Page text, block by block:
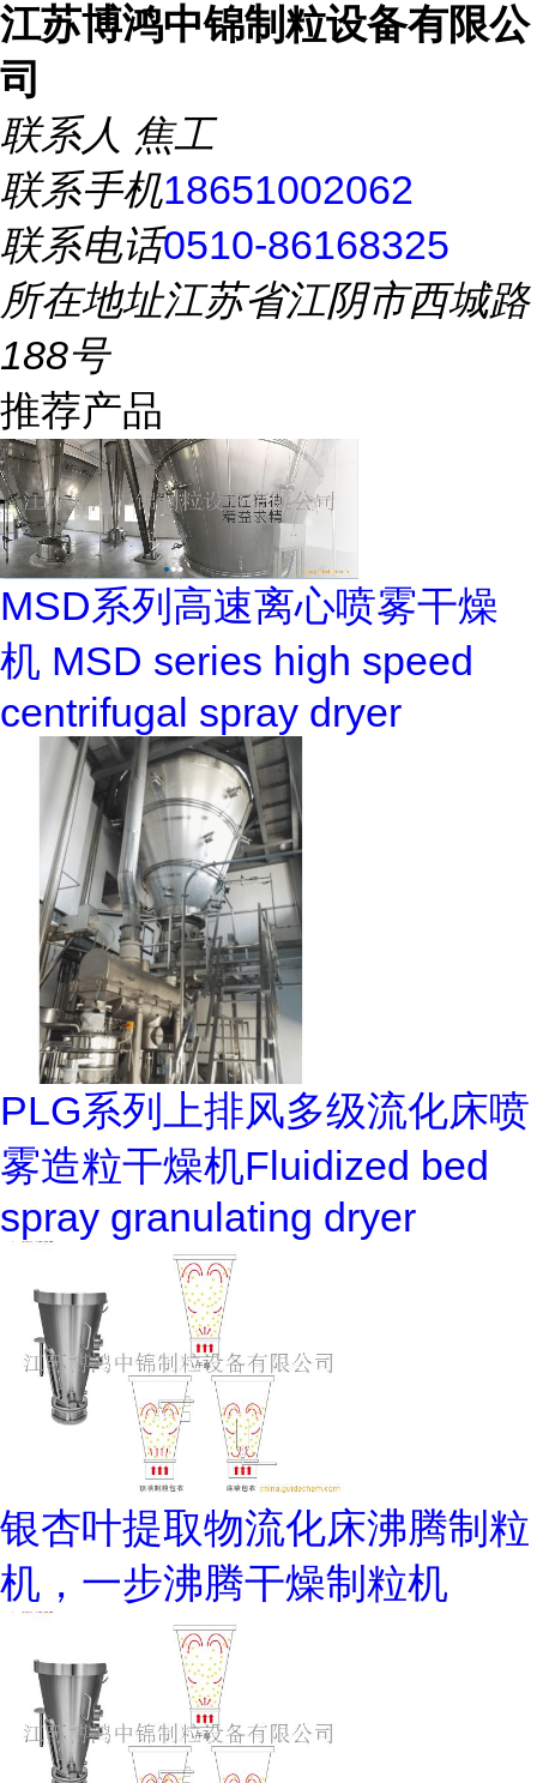
江苏博鸿中锦制粒设备有限公
司
联系人 焦工
联系手机18651002062
联系电话0510-86168325
所在地址江苏省江阴市西城路
188号
推荐产品
MSD系列高速离心喷雾干燥
机 MSD series high speed
centrifugal spray dryer
PLG系列上排风多级流化床喷
雾造粒干燥机Fluidized bed
spray granulating dryer
银杏叶提取物流化床沸腾制粒
机，一步沸腾干燥制粒机